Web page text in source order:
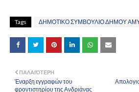
Tags ΔΗΜΟΤΙΚΟ ΣΥΜΒΟΥΛΙΟ ΔΗΜΟΥ
ΠΑΛΑΙΌΤΕΡΗ
Έναρξη εγγραφών του
φροντιστηρίου της Ανδριάνας